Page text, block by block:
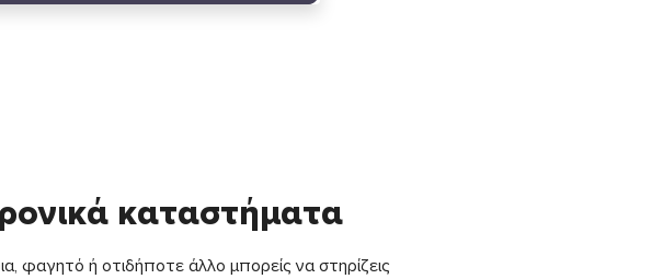
καταστήματα
φαγητό ή οτιδήποτε άλλο μπορείς να στηρίζεις